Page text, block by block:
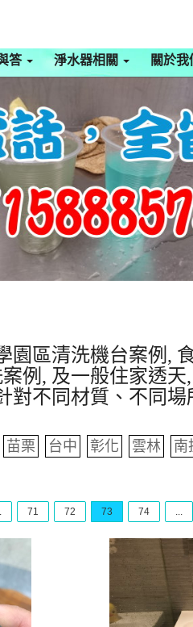
答 淨水器相關 關於我
區清洗機台案例,
例, 及一般住家透
不同材質、不同
苗栗 台中 彰化 雲林 南
71 72 73 74 ...